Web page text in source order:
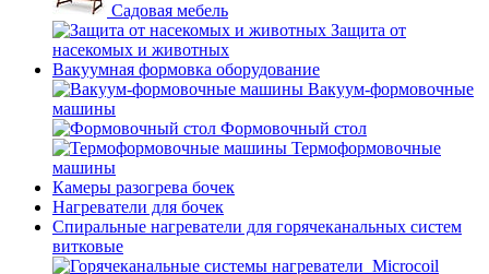
Садовая мебель
Защита от
насекомых и животных
Вакуумная формовка оборудование
Вакуум-формовочные
машины
Формовочный стол
Термоформовочные
машины
Камеры разогрева бочек
Нагреватели для бочек
Спиральные нагреватели для горячеканальных систем
витковые